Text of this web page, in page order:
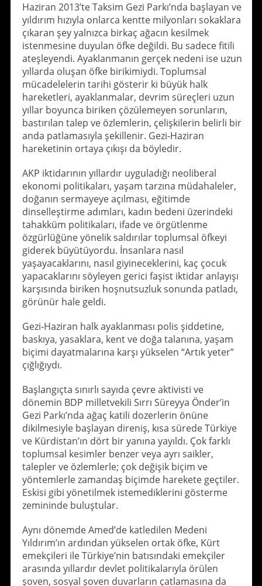
Haziran 2013’te Taksim Gezi Parkı’nda başlayan ve
yıldırım hızıyla onlarca kentte milyonları sokaklara
çıkaran şey yalnızca birkaç ağacın kesilmek
istenmesine duyulan öfke değildi. Bu sadece fitili
ateşleyendi. Ayaklanmanın gerçek nedeni ise uzun
yıllarda oluşan öfke birikimiydi. Toplumsal
mücadelelerin tarihi gösterir ki büyük halk
hareketleri, ayaklanmalar, devrim süreçleri uzun
yıllar boyunca biriken çözülemeyen sorunların,
bastırılan talep ve özlemlerin, çelişkilerin belirli bir
anda patlamasıyla şekillenir. Gezi-Haziran
hareketinin ortaya çıkışı da böyledir.
AKP iktidarının yıllardır uyguladığı neoliberal
ekonomi politikaları, yaşam tarzına müdahaleler,
doğanın sermayeye açılması, eğitimde
dinselleştirme adımları, kadın bedeni üzerindeki
tahakküm politikaları, ifade ve örgütlenme
özgürlüğüne yönelik saldırılar toplumsal öfkeyi
giderek büyütüyordu. İnsanlara nasıl
yaşayacaklarını, nasıl giyineceklerini, kaç çocuk
yapacaklarını söyleyen gerici faşist iktidar anlayışı
karşısında biriken hoşnutsuzluk sonunda patladı,
görünür hale geldi.
Gezi-Haziran halk ayaklanması polis şiddetine,
baskıya, yasaklara, kent ve doğa talanına, yaşam
biçimi dayatmalarına karşı yükselen “Artık yeter”
çığlığıydı.
Başlangıçta sınırlı sayıda çevre aktivisti ve
dönemin BDP milletvekili Sırrı Süreyya Önder’in
Gezi Parkı’nda ağaç katili dozerlerin önüne
dikilmesiyle başlayan direniş, kısa sürede Türkiye
ve Kürdistan’ın dört bir yanına yayıldı. Çok farklı
toplumsal kesimler benzer veya ayrı saikler,
talepler ve özlemlerle; çok değişik biçim ve
yöntemlerle zamandaş biçimde harekete geçtiler.
Eskisi gibi yönetilmek istemediklerini gösterme
zemininde buluştular.
Aynı dönemde Amed’de katledilen Medeni
Yıldırım’ın ardından yükselen ortak öfke, Kürt
emekçileri ile Türkiye’nin batısındaki emekçiler
arasında yıllardır devlet politikalarıyla örülen
şoven, sosyal şoven duvarların çatlamasına da